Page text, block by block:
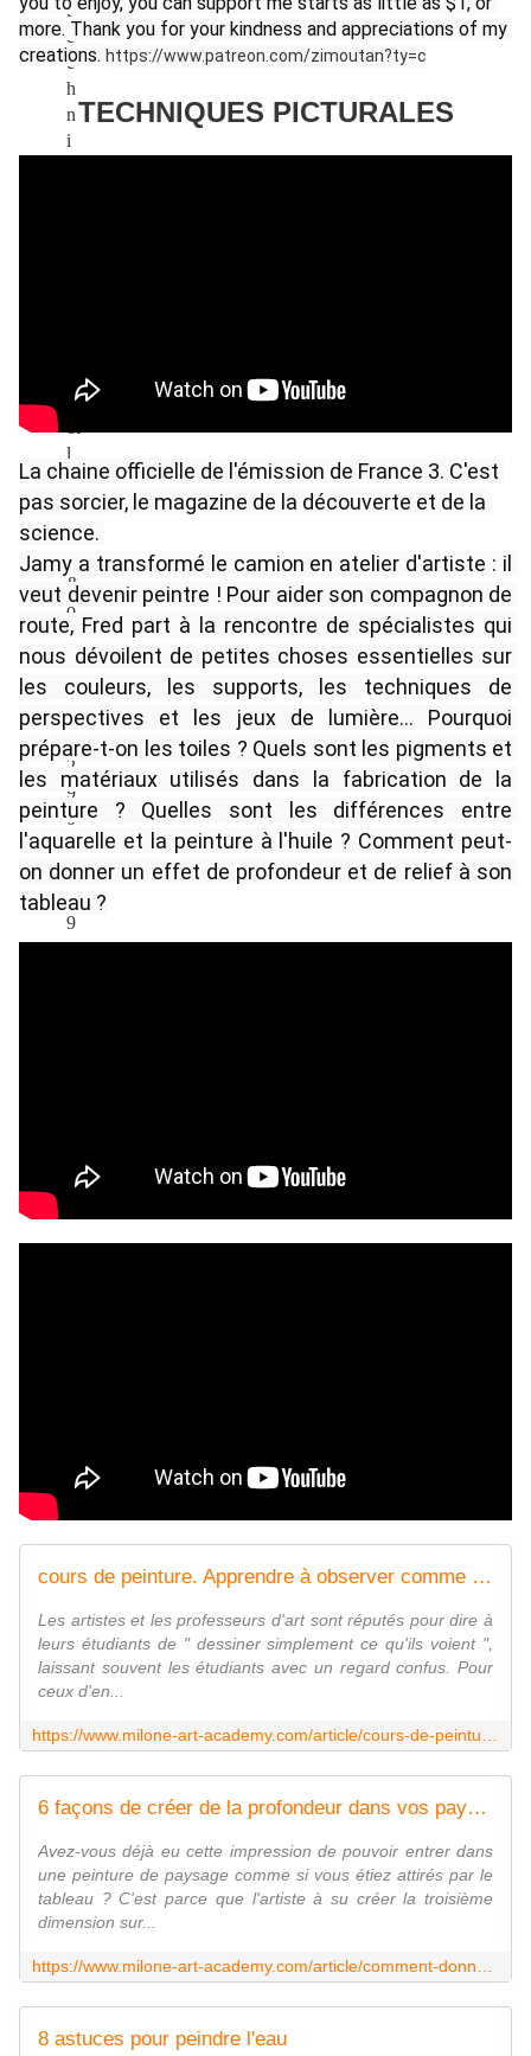
more. Thank you for your kindness and appreciations of my
creations. https://www.patreon.com/zimoutan?ty=c
TECHNIQUES PICTURALES
La chaine officielle de l'émission de France 3. C'est
pas sorcier, le magazine de la découverte et de la
science.
Jamy a transformé le camion en atelier d'artiste : il
veut devenir peintre ! Pour aider son compagnon de
route, Fred part à la rencontre de spécialistes qui
nous dévoilent de petites choses essentielles sur
les couleurs, les supports, les techniques de
perspectives et les jeux de lumière... Pourquoi
prépare-t-on les toiles ? Quels sont les pigments et
les matériaux utilisés dans la fabrication de la
peinture ? Quelles sont les différences entre
l'aquarelle et la peinture à l'huile ? Comment peut-
on donner un effet de profondeur et de relief à son
tableau ?
cours de peinture. Apprendre à observer comme un artiste
Les artistes et les professeurs d'art sont réputés pour dire à
leurs étudiants de " dessiner simplement ce qu'ils voient ",
laissant souvent les étudiants avec un regard confus. Pour
ceux d'en...
6 façons de créer de la profondeur dans vos paysages
Avez-vous déjà eu cette impression de pouvoir entrer dans
une peinture de paysage comme si vous étiez attirés par le
tableau ? C'est parce que l'artiste à su créer la troisième
dimension sur...
8 astuces pour peindre l'eau